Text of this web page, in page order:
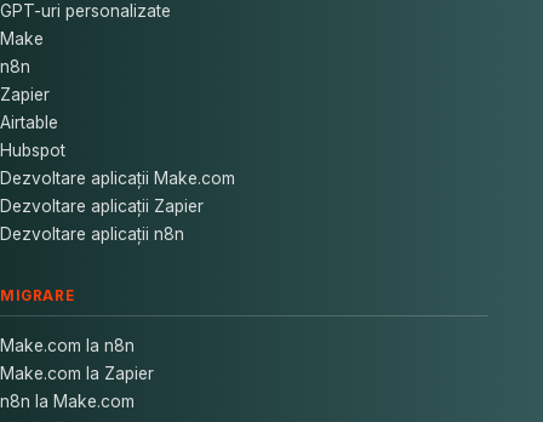
GPT-uri personalizate
Make
n8n
Zapier
Airtable
Hubspot
Dezvoltare aplicații Make.com
Dezvoltare aplicații Zapier
Dezvoltare aplicații n8n
MIGRARE
Make.com la n8n
Make.com la Zapier
n8n la Make.com